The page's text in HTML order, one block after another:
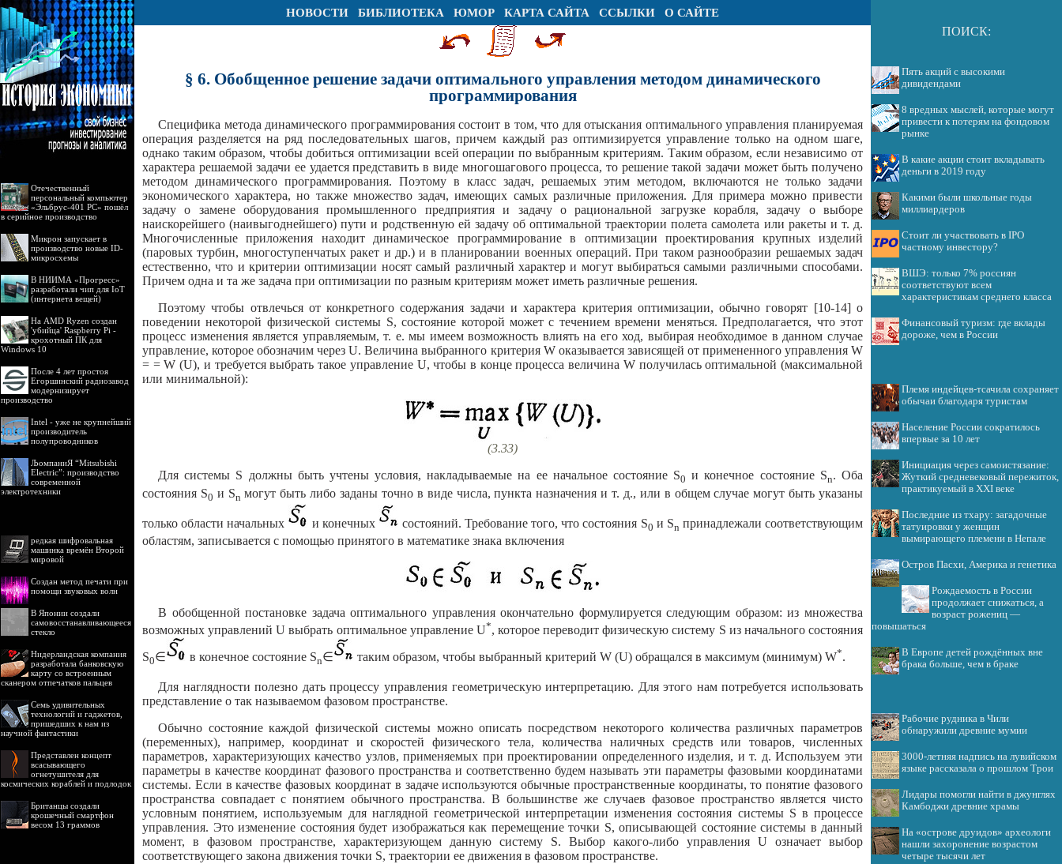
НОВОСТИ БИБЛИОТЕКА ЮМОР КАРТА САЙТА ССЫЛКИ О САЙТЕ
Отечественный
персональный компьютер
«Эльбрус-401 РС» пошёл
в серийное производство
Микрон запускает в
производство новые ID-
микросхемы
В НИИМА «Прогресс»
разработали чип для IoT
(интернета вещей)
На AMD Ryzen создан
'убийца' Raspberry Pi -
крохотный ПК для
Windows 10
После 4 лет простоя
Егоршинский радиозавод
модернизирует
производство
Intel - уже не крупнейший
производитель
полупроводников
ЉомпаниЯ “Mitsubishi
Electric”: производство
современной
электротехники
редкая шифровальная
машинка времён Второй
мировой
Создан метод печати при
помощи звуковых волн
В Японии создали
самовосстанавливающееся
стекло
Нидерландская компания
разработала банковскую
карту со встроенным
сканером отпечатков пальцев
Семь удивительных
технологий и гаджетов,
пришедших к нам из
научной фантастики
Представлен концепт
всасывающего
огнетушителя для
космических кораблей и подлодок
Британцы создали
крошечный смартфон
весом 13 граммов
§ 6. Обобщенное решение задачи оптимального управления методом динамического
программирования
Специфика метода динамического программирования состоит в том, что для отыскания оптимального управления планируемая
операция разделяется на ряд последовательных шагов, причем каждый раз оптимизируется управление только на одном шаге,
однако таким образом, чтобы добиться оптимизации всей операции по выбранным критериям. Таким образом, если независимо от
характера решаемой задачи ее удается представить в виде многошагового процесса, то решение такой задачи может быть получено
методом динамического программирования. Поэтому в класс задач, решаемых этим методом, включаются не только задачи
экономического характера, но также множество задач, имеющих самых различные приложения. Для примера можно привести
задачу о замене оборудования промышленного предприятия и задачу о рациональной загрузке корабля, задачу о выборе
наискорейшего (наивыгоднейшего) пути и родственную ей задачу об оптимальной траектории полета самолета или ракеты и т. д.
Многочисленные приложения находит динамическое программирование в оптимизации проектирования крупных изделий
(паровых турбин, многоступенчатых ракет и др.) и в планировании военных операций. При таком разнообразии решаемых задач
естественно, что и критерии оптимизации носят самый различный характер и могут выбираться самыми различными способами.
Причем одна и та же задача при оптимизации по разным критериям может иметь различные решения.
Поэтому чтобы отвлечься от конкретного содержания задачи и характера критерия оптимизации, обычно говорят [10-14] о
поведении некоторой физической системы S, состояние которой может с течением времени меняться. Предполагается, что этот
процесс изменения является управляемым, т. е. мы имеем возможность влиять на его ход, выбирая необходимое в данном случае
управление, которое обозначим через U. Величина выбранного критерия W оказывается зависящей от примененного управления W
= = W (U), и требуется выбрать такое управление U, чтобы в конце процесса величина W получилась оптимальной (максимальной
или минимальной):
(3.33)
Для системы S должны быть учтены условия, накладываемые на ее начальное состояние S0 и конечное состояние Sn. Оба
состояния S0 и Sn могут быть либо заданы точно в виде числа, пункта назначения и т. д., или в общем случае могут быть указаны
только области начальных и конечных состояний. Требование того, что состояния S0 и Sn принадлежали соответствующим
областям, записывается с помощью принятого в математике знака включения
В обобщенной постановке задача оптимального управления окончательно формулируется следующим образом: из множества
возможных управлений U выбрать оптимальное управление U*, которое переводит физическую систему S из начального состояния
S0∈ в конечное состояние Sn∈ таким образом, чтобы выбранный критерий W (U) обращался в максимум (минимум) W*.
Для наглядности полезно дать процессу управления геометрическую интерпретацию. Для этого нам потребуется использовать
представление о так называемом фазовом пространстве.
Обычно состояние каждой физической системы можно описать посредством некоторого количества различных параметров
(переменных), например, координат и скоростей физического тела, количества наличных средств или товаров, численных
параметров, характеризующих качество узлов, применяемых при проектировании определенного изделия, и т. д. Используем эти
параметры в качестве координат фазового пространства и соответственно будем называть эти параметры фазовыми координатами
системы. Если в качестве фазовых координат в задаче используются обычные пространственные координаты, то понятие фазового
пространства совпадает с понятием обычного пространства. В большинстве же случаев фазовое пространство является чисто
условным понятием, используемым для наглядной геометрической интерпретации изменения состояния системы S в процессе
управления. Это изменение состояния будет изображаться как перемещение точки S, описывающей состояние системы в данный
момент, в фазовом пространстве, характеризующем данную систему S. Выбор какого-либо управления U означает выбор
соответствующего закона движения точки S, траектории ее движения в фазовом пространстве.
ПОИСК:
Пять акций с высокими
дивидендами
8 вредных мыслей, которые могут
привести к потерям на фондовом
рынке
В какие акции стоит вкладывать
деньги в 2019 году
Какими были школьные годы
миллиардеров
Стоит ли участвовать в IPO
частному инвестору?
ВШЭ: только 7% россиян
соответствуют всем
характеристикам среднего класса
Финансовый туризм: где вклады
дороже, чем в России
Племя индейцев-тсачила сохраняет
обычаи благодаря туристам
Население России сократилось
впервые за 10 лет
Инициация через самоистязание:
Жуткий средневековый пережиток,
практикуемый в XXI веке
Последние из тхару: загадочные
татуировки у женщин
вымирающего племени в Непале
Остров Пасхи, Америка и генетика
Рождаемость в России
продолжает снижаться, а
возраст рожениц —
повышаться
В Европе детей рождённых вне
брака больше, чем в браке
Рабочие рудника в Чили
обнаружили древние мумии
3000-летняя надпись на лувийском
языке рассказала о прошлом Трои
Лидары помогли найти в джунглях
Камбоджи древние храмы
На «острове друидов» археологи
нашли захоронение возрастом
четыре тысячи лет